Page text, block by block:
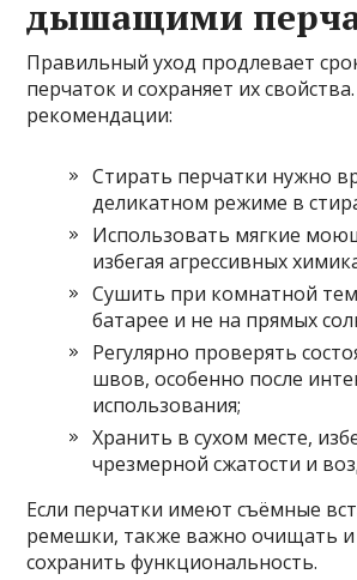
дышащими
Правильный уход продлевает
перчаток и сохраняет их
рекомендации:
Стирать перчатки нужно
деликатном режиме в
Использовать мягкие
избегая агрессивных
Сушить при комнатной
батарее и не на прямых
Регулярно проверять
швов, особенно после
использования;
Хранить в сухом месте,
чрезмерной сжатости и
Если перчатки имеют съёмные
ремешки, также важно очищать и
сохранить функциональность.